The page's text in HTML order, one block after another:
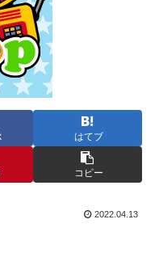
はてブ
コピー
2022.04.13